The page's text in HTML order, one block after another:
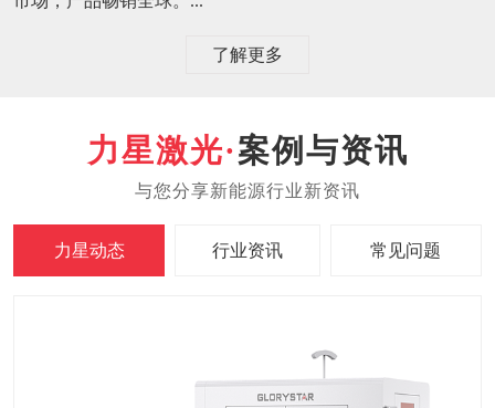
了解更多
案例与资讯
力星动态 行业资讯 常见问题